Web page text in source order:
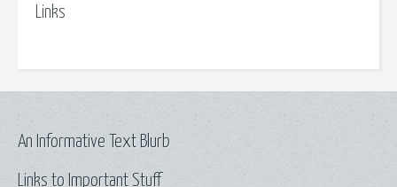
Links
Links to Important Stuff
An Informative Text Blurb